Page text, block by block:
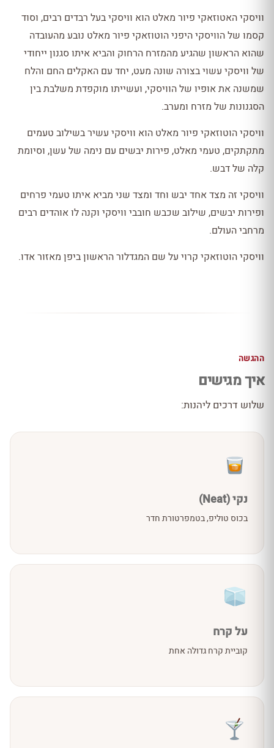
וויסקי האטוזאקי פיור מאלט הוא וויסקי בעל רבדים רבים, וסוד
קסמו של הוויסקי היפני הוטוזאקי פיור מאלט נובע מהעובדה
שהוא הראשון שהגיע מהמזרח הרחוק והביא איתו סגנון ייחודי
של וויסקי עשוי בצורה שונה מעט, יחד עם האקלים החם והלח
שמשנה את אופיו של הוויסקי, ועשייתו מוקפדת משלבת בין
הסגנונות של מזרח ומערב.
וויסקי הוטוזאקי פיור מאלט הוא וויסקי עשיר בשילוב טעמים
מתקתקים, טעמי מאלט, פירות יבשים עם נימה של עשן, וסיומת
קלה של דבש.
וויסקי זה מצד אחד יבש וחד ומצד שני מביא איתו טעמי פרחים
ופירות יבשים, שילוב שכבש חובבי וויסקי וקנה לו אוהדים רבים
מרחבי העולם.
וויסקי הוטוזאקי קרוי על שם המגדלור הראשון ביפן מאזור אדו.
ההגשה
איך מגישים
שלוש דרכים ליהנות:
נקי (Neat)
בכוס טוליפ, בטמפרטורת חדר
על קרח
קוביית קרח גדולה אחת